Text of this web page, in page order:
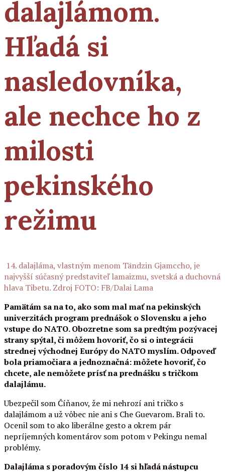
dalajlámom.
Hľadá si
nasledovníka,
ale nechce ho z
milosti
pekinského
režimu
14. dalajláma, vlastným menom Tändzin Gjamccho, je
najvyšší súčasný predstaviteľ lamaizmu, svetská a duchovná
hlava Tibetu. Zdroj FOTO: FB/Dalai Lama
Pamätám sa na to, ako som mal mať na pekinských
univerzitách program prednášok o Slovensku a jeho
vstupe do NATO. Obozretne som sa predtým pozývacej
strany spýtal, či môžem hovoriť, čo si o integrácii
strednej východnej Európy do NATO myslím. Odpoveď
bola priamočiara a jednoznačná: môžete hovoriť, čo
chcete, ale nemôžete prísť na prednášku s tričkom
dalajlámu.
Ubezpečil som Číňanov, že mi nehrozí ani tričko s
dalajlámom a už vôbec nie ani s Che Guevarom. Brali to.
Ocenil som to ako liberálne gesto a okrem pár
nepríjemných komentárov som potom v Pekingu nemal
problémy.
Dalajláma s poradovým číslo 14 si hľadá nástupcu